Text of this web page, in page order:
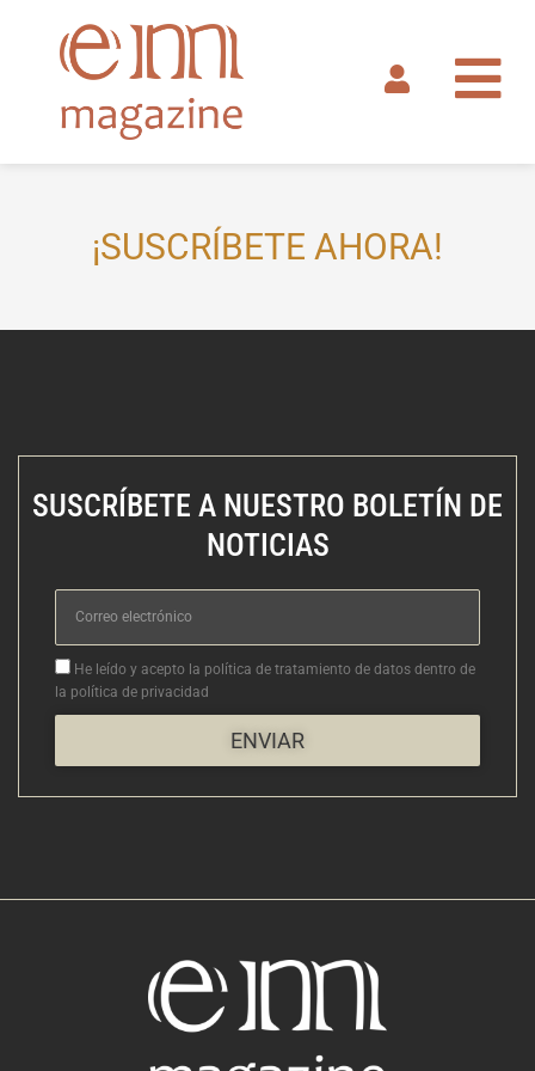
contenido
¡SUSCRÍBETE AHORA!
SUSCRÍBETE A NUESTRO BOLETÍN DE
NOTICIAS
Correo
electrónico
Aceptacion
He leído y acepto la política de tratamiento de datos dentro de
la política de privacidad
ENVIAR